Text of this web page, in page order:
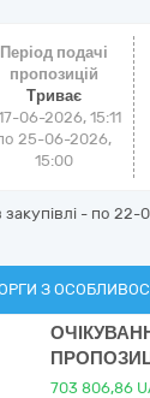
Період подачі
пропозицій
Триває
06-2026, 15:11
25-06-2026,
15:00
- по 22-
З
703 806,86